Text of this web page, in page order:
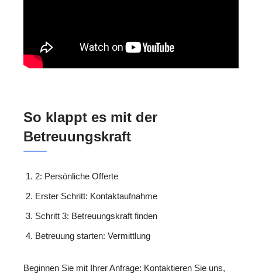
So klappt es mit der
Betreuungskraft
2: Persönliche Offerte
Erster Schritt: Kontaktaufnahme
Schritt 3: Betreuungskraft finden
Betreuung starten: Vermittlung
Beginnen Sie mit Ihrer Anfrage: Kontaktieren Sie uns,